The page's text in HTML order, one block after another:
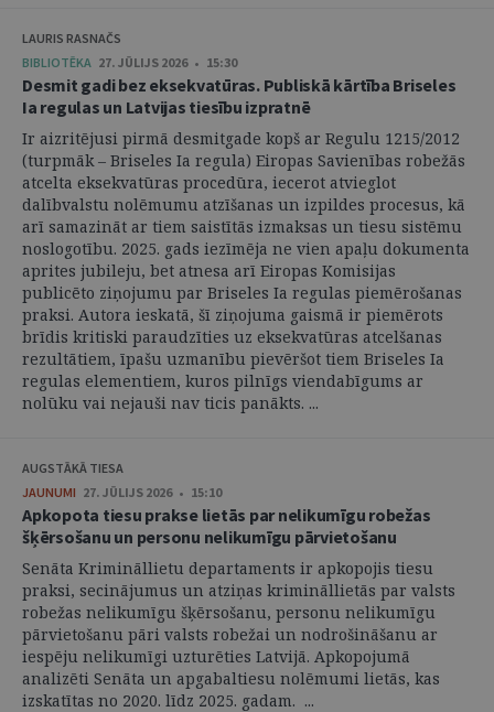
LAURIS RASNAČS
BIBLIOTĒKA 27. JŪLIJS 2026 • 15:30
Desmit gadi bez eksekvatūras. Publiskā kārtība Briseles
Ia regulas un Latvijas tiesību izpratnē
Ir aizritējusi pirmā desmitgade kopš ar Regulu 1215/2012
(turpmāk – Briseles Ia regula) Eiropas Savienības robežās
atcelta eksekvatūras procedūra, iecerot atvieglot
dalībvalstu nolēmumu atzīšanas un izpildes procesus, kā
arī samazināt ar tiem saistītās izmaksas un tiesu sistēmu
noslogotību. 2025. gads iezīmēja ne vien apaļu dokumenta
aprites jubileju, bet atnesa arī Eiropas Komisijas
publicēto ziņojumu par Briseles Ia regulas piemērošanas
praksi. Autora ieskatā, šī ziņojuma gaismā ir piemērots
brīdis kritiski paraudzīties uz eksekvatūras atcelšanas
rezultātiem, īpašu uzmanību pievēršot tiem Briseles Ia
regulas elementiem, kuros pilnīgs viendabīgums ar
nolūku vai nejauši nav ticis panākts. ...
AUGSTĀKĀ TIESA
JAUNUMI 27. JŪLIJS 2026 • 15:10
Apkopota tiesu prakse lietās par nelikumīgu robežas
šķērsošanu un personu nelikumīgu pārvietošanu
Senāta Krimināllietu departaments ir apkopojis tiesu
praksi, secinājumus un atziņas krimināllietās par valsts
robežas nelikumīgu šķērsošanu, personu nelikumīgu
pārvietošanu pāri valsts robežai un nodrošināšanu ar
iespēju nelikumīgi uzturēties Latvijā. Apkopojumā
analizēti Senāta un apgabaltiesu nolēmumi lietās, kas
izskatītas no 2020. līdz 2025. gadam. ...